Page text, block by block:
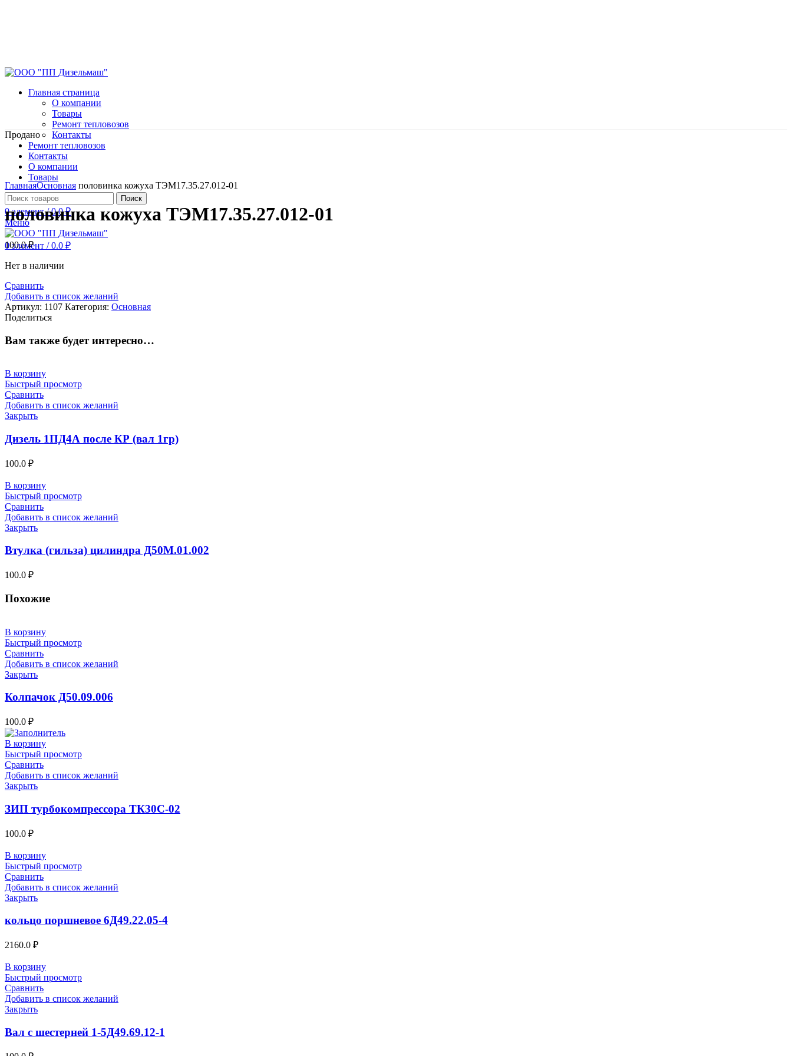
Главная страница
О компании
Товары
Ремонт тепловозов
Контакты
Ремонт тепловозов
Контакты
О компании
Товары
Поиск
0элемент / 0.0₽
Меню
0элемент / 0.0 ₽
Продано
Нажмите, чтобы увеличить
ГлавнаяОсновная половинка кожуха ТЭМ17.35.27.012-01
половинка кожуха ТЭМ17.35.27.012-01
100.0₽
Нет в наличии
Сравнить
Добавить в список желаний
Артикул: 1107 Категория: Основная
Поделиться
Вам также будет интересно…
В корзину
Быстрый просмотр
Сравнить
Добавить в список желаний
Закрыть
Дизель 1ПД4А после КР (вал 1гр)
100.0 ₽
В корзину
Быстрый просмотр
Сравнить
Добавить в список желаний
Закрыть
Втулка (гильза) цилиндра Д50М.01.002
100.0 ₽
Похожие
В корзину
Быстрый просмотр
Сравнить
Добавить в список желаний
Закрыть
Колпачок Д50.09.006
100.0 ₽
В корзину
Быстрый просмотр
Сравнить
Добавить в список желаний
Закрыть
ЗИП турбокомпрессора ТК30С-02
100.0 ₽
В корзину
Быстрый просмотр
Сравнить
Добавить в список желаний
Закрыть
кольцо поршневое 6Д49.22.05-4
2160.0 ₽
В корзину
Быстрый просмотр
Сравнить
Добавить в список желаний
Закрыть
Вал с шестерней 1-5Д49.69.12-1